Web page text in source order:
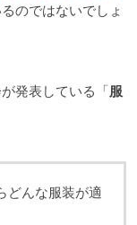
のではないでしょ
発表している「服
どんな服装が適